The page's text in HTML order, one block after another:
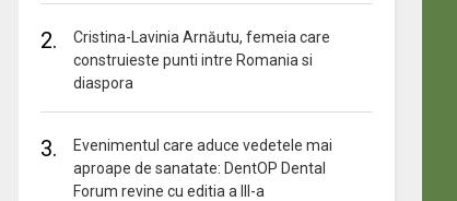
2.
Cristina-Lavinia Arnăutu, femeia care
construieste punti intre Romania si
diaspora
3.
Evenimentul care aduce vedetele mai
aproape de sanatate: DentOP Dental
Forum revine cu editia a III-a